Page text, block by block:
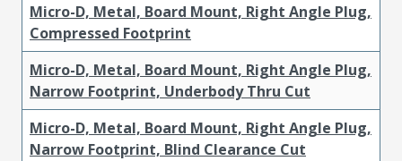
Micro-D, Metal, Board Mount, Right Angle Plug,
Compressed Footprint
Micro-D, Metal, Board Mount, Right Angle Plug,
Narrow Footprint, Underbody Thru Cut
Micro-D, Metal, Board Mount, Right Angle Plug,
Narrow Footprint, Blind Clearance Cut